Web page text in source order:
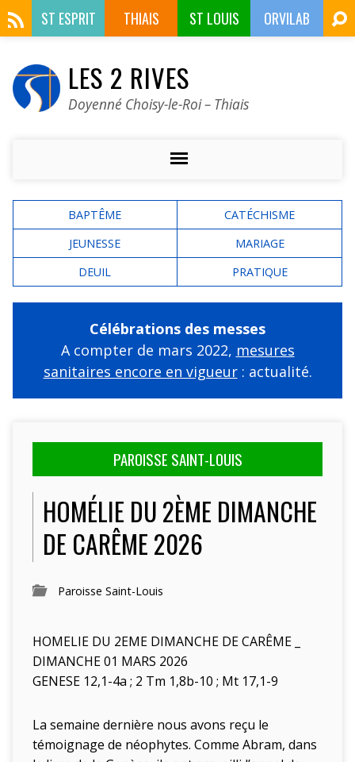
ST ESPRIT THIAIS ST LOUIS ORVILAB
LES 2 RIVES
Doyenné Choisy-le-Roi – Thiais
BAPTÊME
CATÉCHISME
JEUNESSE
MARIAGE
DEUIL
PRATIQUE
Célébrations des messes
A compter de mars 2022, mesures
sanitaires encore en vigueur: actualité.
PAROISSE SAINT-LOUIS
HOMÉLIE DU 2ÈME DIMANCHE
DE CARÊME 2026
Paroisse Saint-Louis
HOMELIE DU 2EME DIMANCHE DE CARÊME _
DIMANCHE 01 MARS 2026
GENESE 12,1-4a ; 2 Tm 1,8b-10 ; Mt 17,1-9
La semaine dernière nous avons reçu le
témoignage de néophytes. Comme Abram, dans